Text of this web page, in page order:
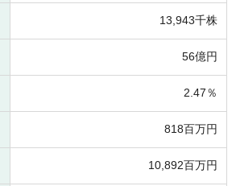
13,943千株
56億円
2.47％
818百万円
10,892百万円